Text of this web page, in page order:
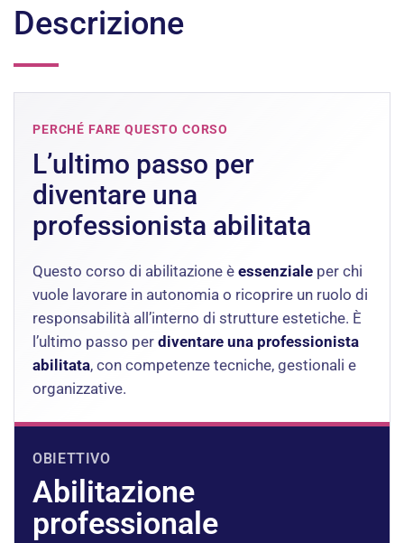
Descrizione
PERCHÉ FARE QUESTO CORSO
L’ultimo passo per
diventare una
professionista abilitata
Questo corso di abilitazione è essenziale per chi
vuole lavorare in autonomia o ricoprire un ruolo di
responsabilità all’interno di strutture estetiche. È
l’ultimo passo per diventare una professionista
abilitata, con competenze tecniche, gestionali e
organizzative.
OBIETTIVO
Abilitazione
professionale